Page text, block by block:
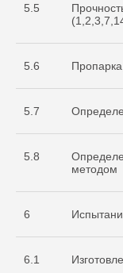
5.5
5.6
5.7
5.8
методом
6
6.1